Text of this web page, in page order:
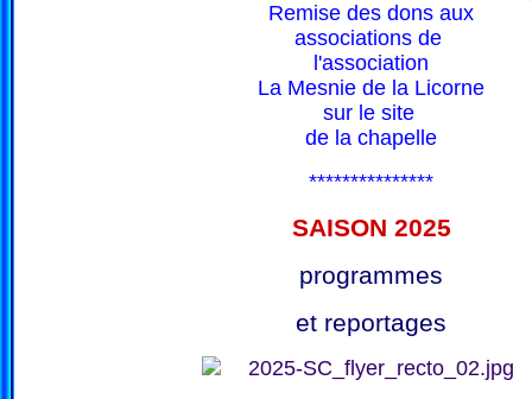
Remise des dons aux
associations de
l'association
La Mesnie de la Licorne
sur le site
de la chapelle
***************
SAISON 2025
programmes
et reportages